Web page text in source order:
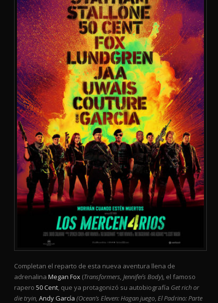
Completan el reparto de esta nueva aventura llena de
adrenalina Megan Fox (Transformers, Jennifer´s Body), el famoso
rapero 50 Cent, que ya protagonizó su autobiografía Get rich or
die tryin, Andy García (Ocean’s Eleven: Hagan juego,El Padrino: Parte